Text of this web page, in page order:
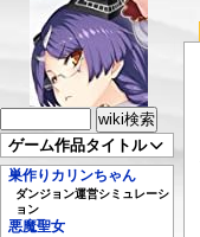
ゲーム作品タイトル
巣作りカリンちゃん
ダンジョン運営シミュレーシ
ョン
悪魔聖女